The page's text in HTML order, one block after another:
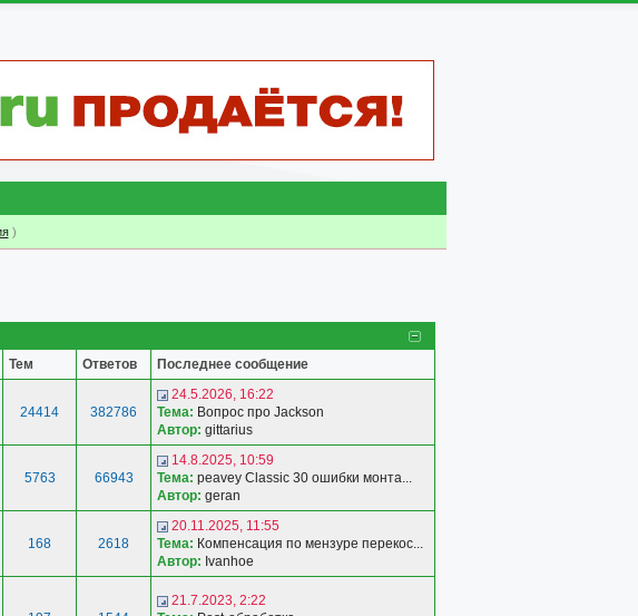
)
Тем Ответов
Последнее сообщение
24414 382786
24.5.2026, 16:22
Тема: Вопрос про Jackson
Автор: gittarius
5763 66943
14.8.2025, 10:59
Тема: peavey Classic 30 ошибки монта...
Автор: geran
168 2618
20.11.2025, 11:55
Тема: Компенсация по мензуре перекос...
Автор: Ivanhoe
21.7.2023, 2:22